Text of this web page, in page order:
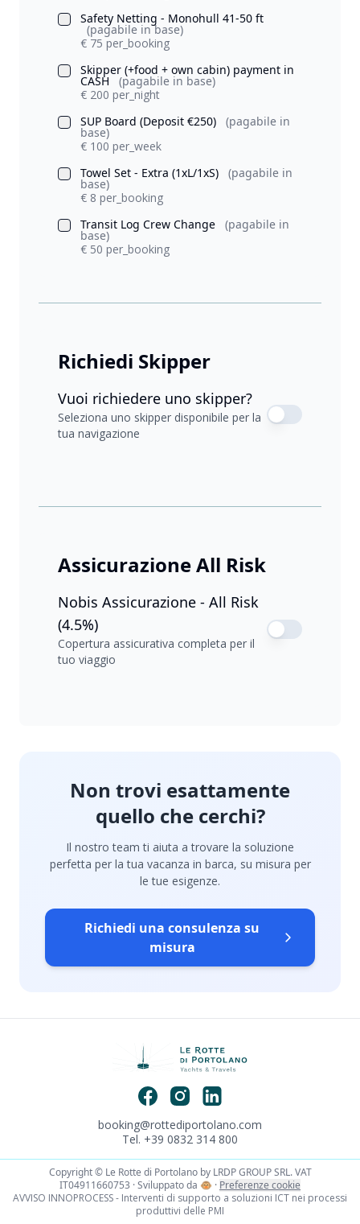
Safety Netting - Monohull 41-50 ft
(pagabile in base)
€ 75 per_booking
Skipper (+food + own cabin) payment in
CASH
(pagabile in base)
€ 200 per_night
SUP Board (Deposit €250)
(pagabile in
base)
€ 100 per_week
Towel Set - Extra (1xL/1xS)
(pagabile in
base)
€ 8 per_booking
Transit Log Crew Change
(pagabile in
base)
€ 50 per_booking
Richiedi Skipper
Vuoi richiedere uno skipper?
Seleziona uno skipper disponibile per la
tua navigazione
Assicurazione All Risk
Nobis Assicurazione - All Risk
(4.5%)
Copertura assicurativa completa per il
tuo viaggio
Non trovi esattamente
quello che cerchi?
Il nostro team ti aiuta a trovare la soluzione
perfetta per la tua vacanza in barca, su misura per
le tue esigenze.
Richiedi una consulenza su
misura
booking@rottediportolano.com
Tel. +39 0832 314 800
Copyright © Le Rotte di Portolano by LRDP GROUP SRL. VAT
IT04911660753 · Sviluppato da 🐵 · Preferenze cookie
AVVISO INNOPROCESS - Interventi di supporto a soluzioni ICT nei processi
produttivi delle PMI